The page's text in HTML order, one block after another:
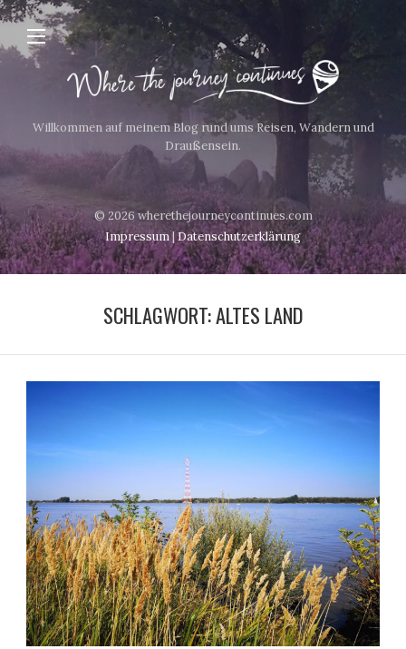
Willkommen auf meinem Blog rund ums Reisen, Wandern und
Draußensein.
© 2026 wherethejourneycontinues.com
Impressum|Datenschutzerklärung
SCHLAGWORT:ALTES LAND